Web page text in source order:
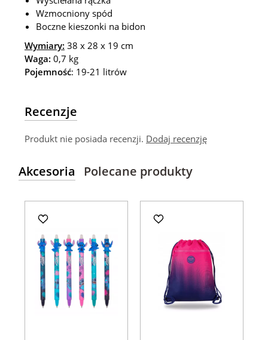
Wzmocniony spód
Boczne kieszonki na bidon
Wymiary: 38 x 28 x 19 cm
Waga: 0,7 kg
Pojemność: 19-21 litrów
Recenzje
Produkt nie posiada recenzji. Dodaj recenzję
Akcesoria Polecane produkty